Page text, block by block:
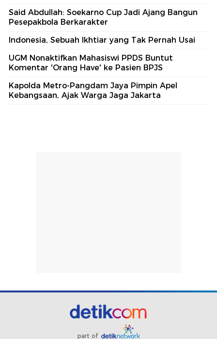
Said Abdullah: Soekarno Cup Jadi Ajang Bangun
Pesepakbola Berkarakter
Indonesia, Sebuah Ikhtiar yang Tak Pernah Usai
UGM Nonaktifkan Mahasiswi PPDS Buntut
Komentar 'Orang Have' ke Pasien BPJS
Kapolda Metro-Pangdam Jaya Pimpin Apel
Kebangsaan, Ajak Warga Jaga Jakarta
part of